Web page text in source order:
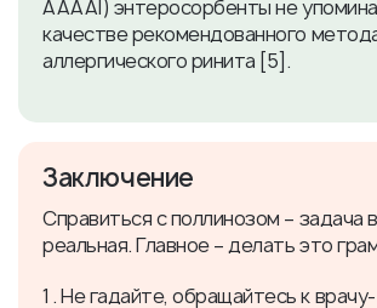
AAAAI) энтеросорбенты не
качестве рекомендованного
аллергического ринита [5].
Заключение
Справиться с поллинозом – задача
реальная. Главное – делать это
Не гадайте, обращайтесь к врачу-